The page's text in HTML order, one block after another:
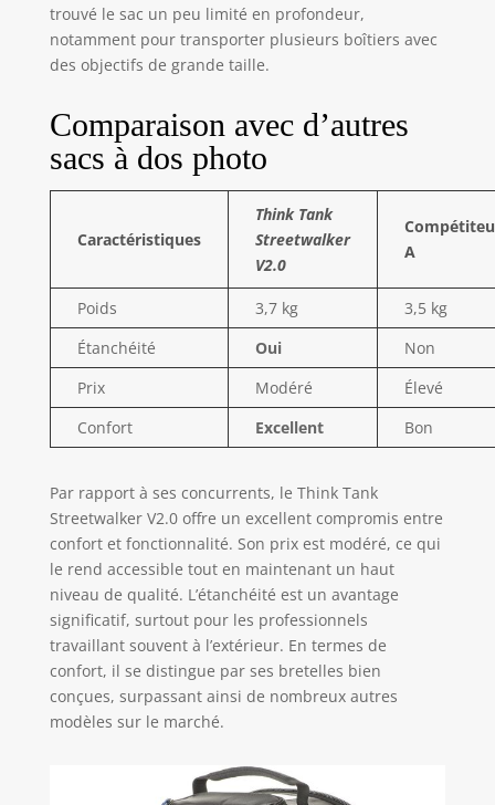
trouvé le sac un peu limité en profondeur,
notamment pour transporter plusieurs boîtiers avec
des objectifs de grande taille.
Comparaison avec d’autres
sacs à dos photo
Caractéristiques
Think Tank
Streetwalker
V2.0
A
Poids 3,7 kg
3,5 kg
Étanchéité
Oui
Non
Prix
Modéré
Élevé
Confort
Excellent Bon
Par rapport à ses concurrents, le Think Tank
Streetwalker V2.0 offre un excellent compromis entre
confort et fonctionnalité. Son prix est modéré, ce qui
le rend accessible tout en maintenant un haut
niveau de qualité. L’étanchéité est un avantage
significatif, surtout pour les professionnels
travaillant souvent à l’extérieur. En termes de
confort, il se distingue par ses bretelles bien
conçues, surpassant ainsi de nombreux autres
modèles sur le marché.